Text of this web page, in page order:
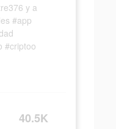
y a
#app
#criptoo
40.5K